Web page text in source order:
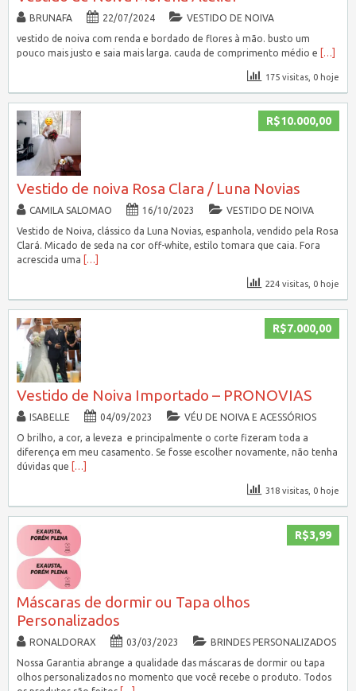
BRUNAFA 22/07/2024
VESTIDO DE NOIVA
vestido de noiva com renda e bordado de flores à mão. busto um
pouco mais justo e saia mais larga. cauda de comprimento médio e […]
175 visitas, 0 hoje
R$10.000,00
Vestido de noiva Rosa Clara / Luna Novias
CAMILA SALOMAO 16/10/2023
VESTIDO DE NOIVA
Vestido de Noiva, clássico da Luna Novias, espanhola, vendido pela Rosa
Clará. Micado de seda na cor off-white, estilo tomara que caia. Fora
acrescida uma […]
224 visitas, 0 hoje
R$7.000,00
Vestido de Noiva Importado – PRONOVIAS
ISABELLE 04/09/2023
VÉU DE NOIVA E ACESSÓRIOS
O brilho, a cor, a leveza e principalmente o corte fizeram toda a
diferença em meu casamento. Se fosse escolher novamente, não tenha
dúvidas que […]
318 visitas, 0 hoje
R$3,99
Máscaras de dormir ou Tapa olhos
Personalizados
RONALDORAX 03/03/2023
BRINDES PERSONALIZADOS
Nossa Garantia abrange a qualidade das máscaras de dormir ou tapa
olhos personalizados no momento que você recebe o produto. Todos